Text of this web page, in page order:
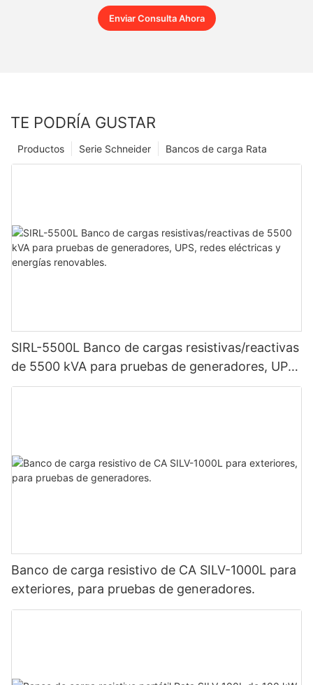
Enviar Consulta Ahora
TE PODRÍA GUSTAR
Bancos de carga Rata
Serie Schneider
Productos
SIRL-5500L Banco de cargas resistivas/reactivas
de 5500 kVA para pruebas de generadores, UPS,
redes eléctricas y energías renovables.
Banco de carga resistivo de CA SILV-1000L para
exteriores, para pruebas de generadores.